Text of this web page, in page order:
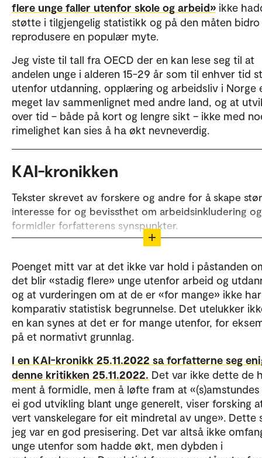
flere unge faller utenfor skole og arbeid» ikke
støtte i tilgjengelig statistikk og på den måten
reprodusere en populær myte.
Jeg viste til tall fra OECD der en kan lese seg til at
andelen unge i alderen 15-29 år som til enhver tid
utenfor utdanning, opplæring og arbeidsliv i Norge
meget lav sammenlignet med andre land, og at
over tid – både på kort og lengre sikt – ikke med
rimelighet kan sies å ha økt nevneverdig.
KAI-kronikken
Tekster skrevet av forskere og andre for å skape
interesse for og bevissthet om arbeidsinkludering og
formidler forfatterens synspunkter.
Ønsker du å skrive for KAI-kronikken? Ta kontakt
redaktørene:
Ann-Helén Bay
Heidi Moen Gjersøe
Sjekk bibliotek for arbeidsinkludering
arbeidsinkluderingsforskning.
Poenget mitt var at det ikke var hold i påstanden
det blir «stadig flere» unge utenfor arbeid og
og at vurderingen om at de er «for mange» ikke
komparativ statistisk begrunnelse. Det utelukker
en kan synes at det er for mange utenfor, for
på et normativt grunnlag.
I en KAI-kronikk 25.11.2022 sa forfatterne seg
denne kritikken 25.11.2022. Det var ikke dette de
ment å formidle, men å løfte fram at
ei god utvikling blant unge generelt, viser forsking
vert vanskelegare for eit mindretal av unge». Dette
jeg var en god presisering. Det var altså ikke
unge utenfor som hadde økt, men dybden i